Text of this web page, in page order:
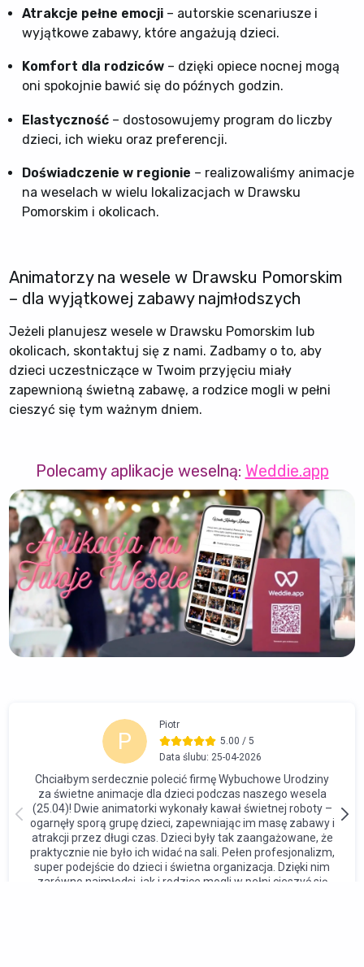
Atrakcje pełne emocji – autorskie scenariusze i
wyjątkowe zabawy, które angażują dzieci.
Komfort dla rodziców – dzięki opiece nocnej mogą
oni spokojnie bawić się do późnych godzin.
Elastyczność – dostosowujemy program do liczby
dzieci, ich wieku oraz preferencji.
Doświadczenie w regionie – realizowaliśmy animacje
na weselach w wielu lokalizacjach w Drawsku
Pomorskim i okolicach.
Animatorzy na wesele w Drawsku Pomorskim
– dla wyjątkowej zabawy najmłodszych
Jeżeli planujesz wesele w Drawsku Pomorskim lub
okolicach, skontaktuj się z nami. Zadbamy o to, aby
dzieci uczestniczące w Twoim przyjęciu miały
zapewnioną świetną zabawę, a rodzice mogli w pełni
cieszyć się tym ważnym dniem.
Polecamy aplikacje weselną: Weddie.app